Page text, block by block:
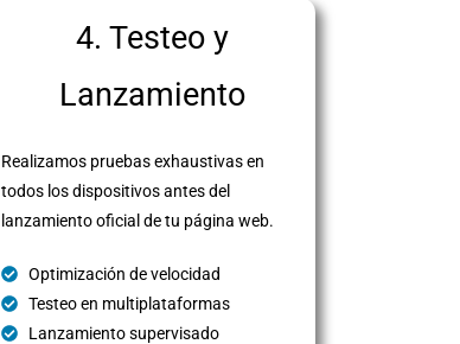
4. Testeo y
Lanzamiento
Realizamos pruebas exhaustivas en
todos los dispositivos antes del
lanzamiento oficial de tu página web.
Optimización de velocidad
Testeo en multiplataformas
Lanzamiento supervisado